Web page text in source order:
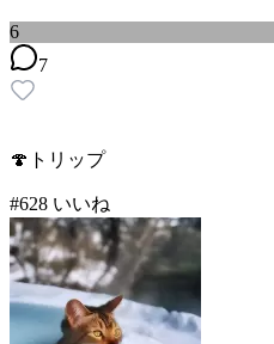
6
7
🍄トリップ
#628 いいね